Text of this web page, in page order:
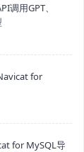
调用GPT、
for
for MySQL导